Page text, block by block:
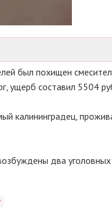
был похищен
ущерб составил 5504
калининградец,
два